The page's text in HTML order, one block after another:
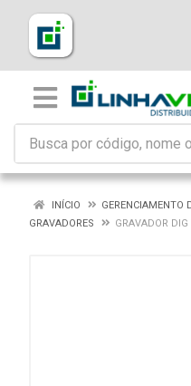
INÍCIO
GERENCIAMENTO
GRAVADORES
GRAVADOR